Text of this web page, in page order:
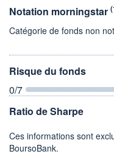
Notation morningstar
Catégorie de fonds non
Risque du fonds
0/7
Ratio de Sharpe
Ces informations sont
BoursoBank.